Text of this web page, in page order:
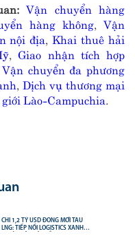
Vận chuyển hàng
hàng không
Vận
nội địa ,Khai thuê hải
,Giao nhận tích hợp
,Vận chuyển đa phương
,Dịch vụ thương mại
Lào-Campuchia
CHI 1,2 TỶ USD ĐÓNG MỚI TÀU
LNG: TIẾP NỐI LOGISTICS XANH